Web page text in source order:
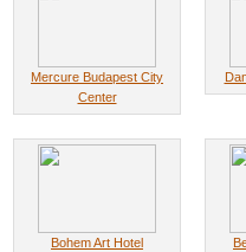
Mercure Budapest City
Center
Bohem Art Hotel